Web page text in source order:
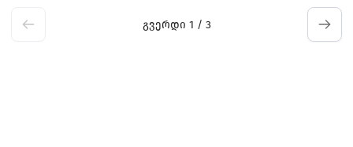
გვერდი 1 / 3